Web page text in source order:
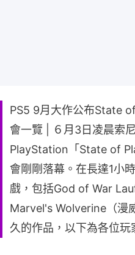
PS5 9月大作公布State
會一覽 | ６月3日凌晨索
PlayStation「State of
會剛剛落幕。在長達1小
戲，包括God of War
Marvel's Wolverine（漫
久的作品，以下為各位玩